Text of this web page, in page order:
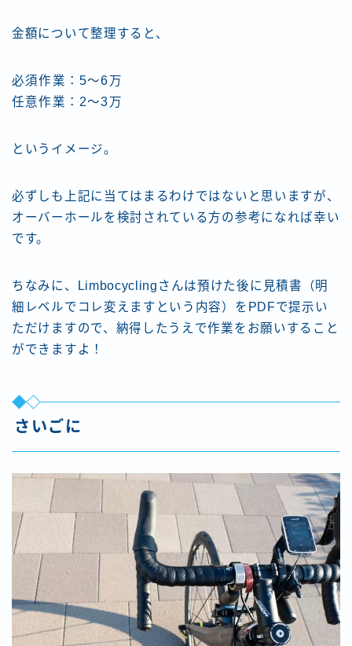
金額について整理すると、
必須作業：5〜6万
任意作業：2〜3万
というイメージ。
必ずしも上記に当てはまるわけではないと思いますが、
オーバーホールを検討されている方の参考になれば幸い
です。
ちなみに、Limbocyclingさんは預けた後に見積書（明
細レベルでコレ変えますという内容）をPDFで提示い
ただけますので、納得したうえで作業をお願いすること
ができますよ！
さいごに